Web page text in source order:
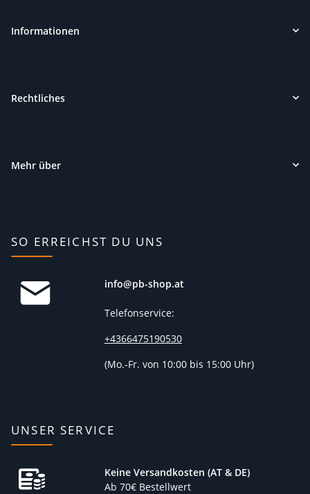
Informationen
Rechtliches
Mehr über
SO ERREICHST DU UNS
info@pb-shop.at
Telefonservice:
+4366475190530
(Mo.-Fr. von 10:00 bis 15:00 Uhr)
UNSER SERVICE
Keine Versandkosten (AT & DE)
Ab 70€ Bestellwert